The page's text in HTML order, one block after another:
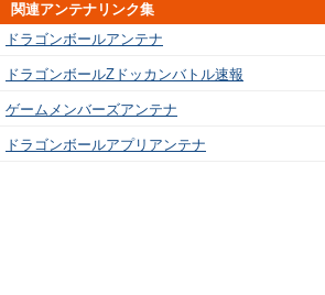
関連アンテナリンク集
ドラゴンボールアンテナ
ドラゴンボールZドッカンバトル速報
ゲームメンバーズアンテナ
ドラゴンボールアプリアンテナ